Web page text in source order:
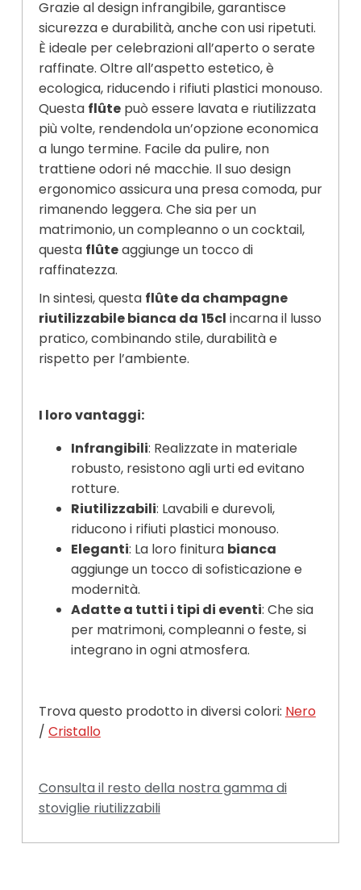
Grazie al design infrangibile, garantisce
sicurezza e durabilità, anche con usi ripetuti.
È ideale per celebrazioni all’aperto o serate
raffinate. Oltre all’aspetto estetico, è
ecologica, riducendo i rifiuti plastici monouso.
Questa flûtepuò essere lavata e riutilizzata
più volte, rendendola un’opzione economica
a lungo termine. Facile da pulire, non
trattiene odori né macchie. Il suo design
ergonomico assicura una presa comoda, pur
rimanendo leggera. Che sia per un
matrimonio, un compleanno o un cocktail,
questa flûteaggiunge un tocco di
raffinatezza.
In sintesi, questa flûte da champagne
riutilizzabile bianca da 15cl incarna il lusso
pratico, combinando stile, durabilità e
rispetto per l’ambiente.
I loro vantaggi:
Infrangibili: Realizzate in materiale
robusto, resistono agli urti ed evitano
rotture.
Riutilizzabili: Lavabili e durevoli,
riducono i rifiuti plastici monouso.
Eleganti: La loro finitura bianca
aggiunge un tocco di sofisticazione e
modernità.
Adatte a tutti i tipi di eventi: Che sia
per matrimoni, compleanni o feste, si
integrano in ogni atmosfera.
Trova questo prodotto in diversi colori: Nero
/ Cristallo
Consulta il resto della nostra gamma di
stoviglie riutilizzabili